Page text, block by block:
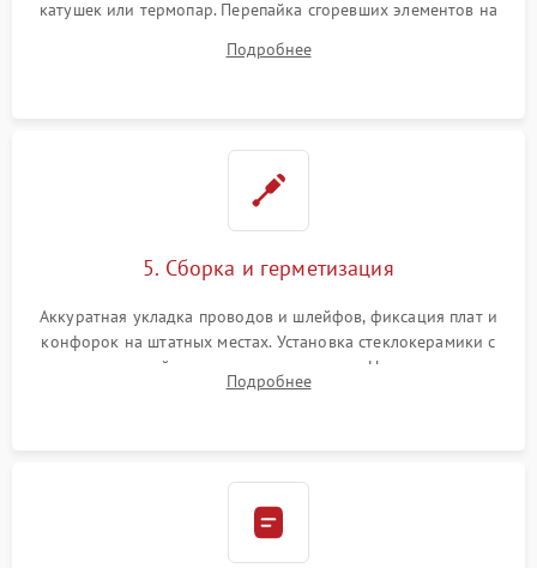
катушек или термопар. Перепайка сгоревших элементов на
дорожек. Очистка контактов и замена поврежденной
Подробнее
5. Сборка и герметизация
Аккуратная укладка проводов и шлейфов, фиксация плат и
конфорок на штатных местах. Установка стеклокерамики с
проверкой равномерности зазоров. Нанесение
термостойкого герметика или укладка уплотнительной
Подробнее